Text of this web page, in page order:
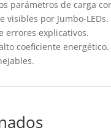
parámetros de carga
visibles por Jumbo-LEDs.
errores explicativos.
coeficiente energético.